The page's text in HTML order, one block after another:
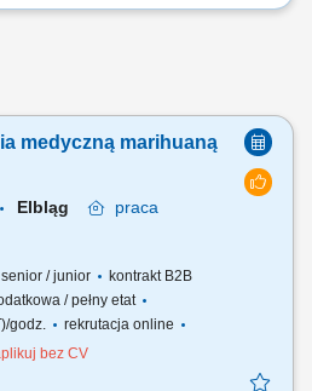
medyczną marihuaną
Elbląg
praca
/ junior
kontrakt B2B
/ pełny etat
godz.
rekrutacja online
bez CV